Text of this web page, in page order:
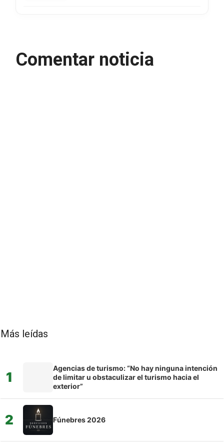
Comentar noticia
Más leídas
1
Agencias de turismo: “No hay ninguna intención
de limitar u obstaculizar el turismo hacia el
exterior”
2 Fúnebres 2026